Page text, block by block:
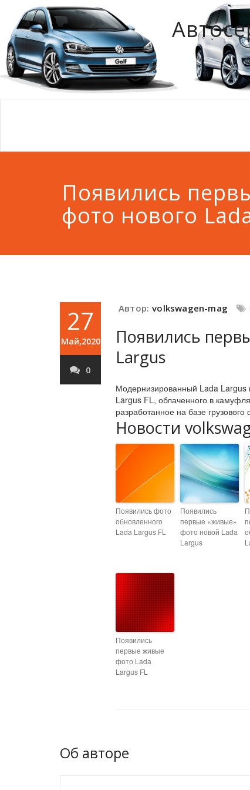
Появились
фото нового
27
Май,2020
0
Автор: volkswagen-mag
Появились
Largus
Модернизированный Lada Largus
Largus FL, облаченного в
разработанное на базе
Новости
Появились фото
обновленного
Lada Largus FL
Появились
первые «живые»
фото новой Lada
Largus
Появились
первые живые
фото Lada
Largus FL
Об авторе